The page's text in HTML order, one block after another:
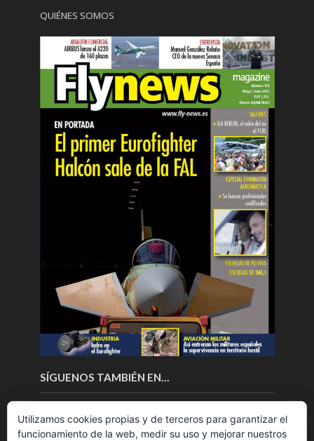
QUIÉNES SOMOS
SÍGUENOS TAMBIÉN EN…
Utilizamos cookies propias y de terceros para garantizar el
funcionamiento de la web, medir su uso y mejorar nuestros